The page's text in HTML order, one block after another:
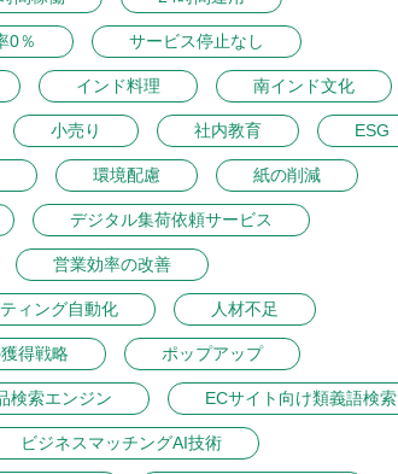
0％ サービス停止なし
インド料理 南インド文化
小売り 社内教育 ESG
環境配慮 紙の削減
デジタル集荷依頼サービス
営業効率の改善
ィング自動化 人材不足
得戦略 ポップアップ
検索エンジン ECサイト向け類義語検索
ビジネスマッチングAI技術